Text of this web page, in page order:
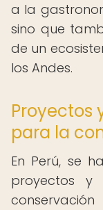
a la
sino que
de un
los Andes.
Proyectos
para la
En Perú, se
proyectos